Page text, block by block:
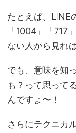
たとえば、LINE
「1004」「717
ない人から見れ
でも、意味を知
も？って思って
んですよ〜！
さらにテクニカ